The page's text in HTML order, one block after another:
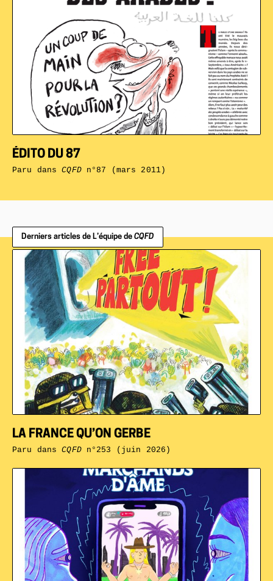
ÉDITO DU 87
Paru dansCQFDn°87 (mars 2011)
Derniers articles de L’équipe de CQFD
LA FRANCE QU’ON GERBE
Paru dansCQFDn°253 (juin 2026)